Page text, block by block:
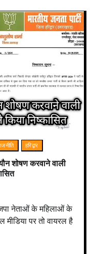
हरिद्वार
शोषण करवाने वाली
नेताओं के महिलाओं के
पर तो वायरल है